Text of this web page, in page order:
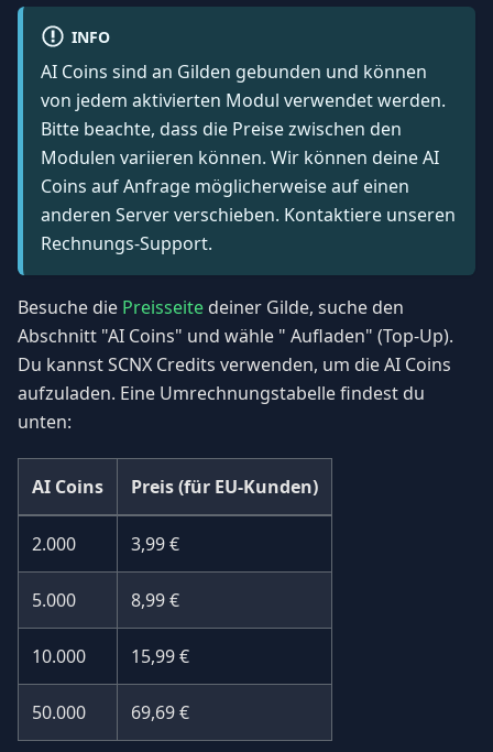
INFO
AI Coins sind an Gilden gebunden und können
von jedem aktivierten Modul verwendet werden.
Bitte beachte, dass die Preise zwischen den
Modulen variieren können. Wir können deine AI
Coins auf Anfrage möglicherweise auf einen
anderen Server verschieben. Kontaktiere unseren
Rechnungs-Support.
Besuche die Preisseite deiner Gilde, suche den
Abschnitt "AI Coins" und wähle " Aufladen" (Top-Up).
Du kannst SCNX Credits verwenden, um die AI Coins
aufzuladen. Eine Umrechnungstabelle findest du
unten:
AI Coins Preis (für EU-Kunden)
2.000 3,99 €
5.000 8,99 €
10.000 15,99 €
50.000 69,69 €